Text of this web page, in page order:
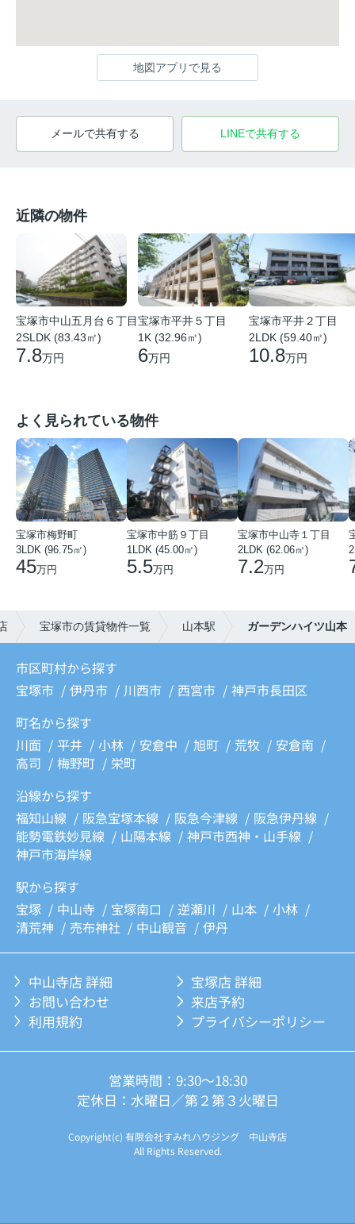
地図アプリで見る
メールで共有する LINEで共有する
近隣の物件
宝塚市中山五月台６丁目
2SLDK (83.43㎡)
7.8万円
宝塚市平井５丁目
1K (32.96㎡)
6万円
宝塚市平井２丁目
2LDK (59.40㎡)
10.8万円
よく見られている物件
宝塚市梅野町
3LDK (96.75㎡)
45万円
宝塚市中筋９丁目
1LDK (45.00㎡)
5.5万円
宝塚市中山寺１丁目
2LDK (62.06㎡)
7.2万円
宝塚市の賃貸物件一覧 山本駅 ガーデンハイツ山本
市区町村から探す
宝塚市
伊丹市 川西市 西宮市
神戸市長田区
町名から探す
川面
平井 小林 安倉中 旭町 荒牧
安倉南
高司
梅野町
栄町
沿線から探す
福知山線
阪急宝塚本線 阪急今津線
阪急伊丹線
能勢電鉄妙見線
山陽本線
神戸市西神・山手線
神戸市海岸線
駅から探す
宝塚
中山寺 宝塚南口 逆瀬川 山本
小林
清荒神
売布神社 中山観音 伊丹
中山寺店 詳細
宝塚店 詳細
お問い合わせ
来店予約
利用規約
プライバシーポリシー
営業時間：9:30～18:30
定休日：水曜日／第２第３火曜日
Copyright(c) 有限会社すみれハウジング 中山寺店
All Rights Reserved.